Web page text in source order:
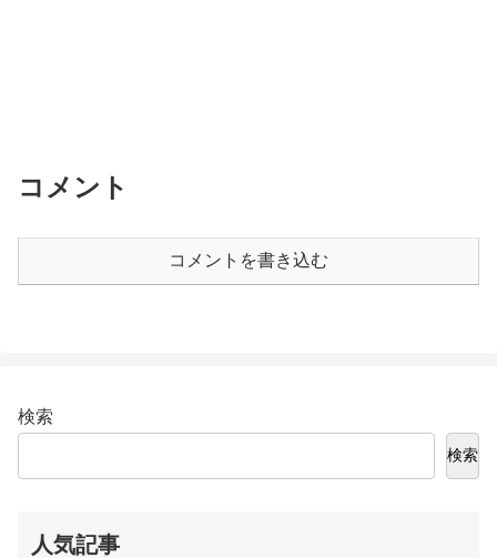
コメント
コメントを書き込む
検索
検索
人気記事